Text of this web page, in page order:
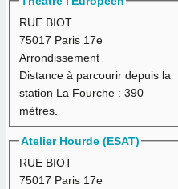
RUE BIOT
75017 Paris 17e
Arrondissement
Distance à parcourir depuis la
station La Fourche : 390
mètres.
Atelier Hourde (ESAT)
RUE BIOT
75017 Paris 17e